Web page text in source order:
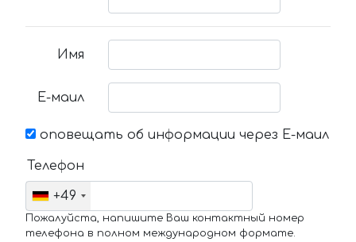
Имя
Е-маил
оповещать об информации через Е-маил
Телефон
+49
Пожалуйста, напишите Ваш контактный номер
телефона в полном международном формате.